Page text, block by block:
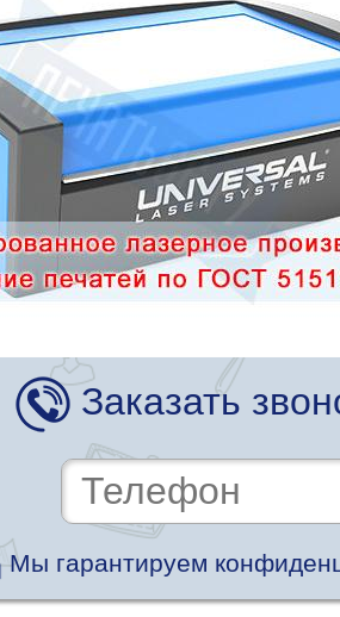
Заказать
Мы гарантируем